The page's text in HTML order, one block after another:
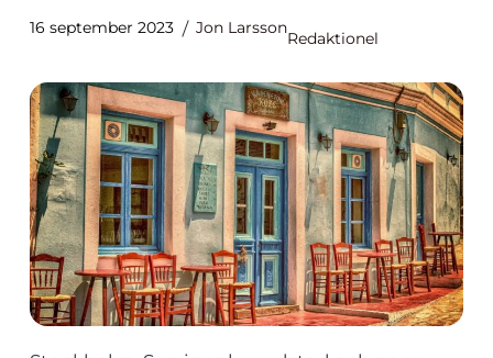
16 september 2023 Jon Larsson
Redaktionel